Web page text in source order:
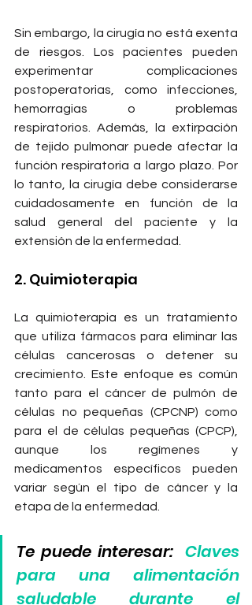
Sin embargo, la cirugía no está exenta
de riesgos. Los pacientes pueden
experimentar complicaciones
postoperatorias, como infecciones,
hemorragias o problemas
respiratorios. Además, la extirpación
de tejido pulmonar puede afectar la
función respiratoria a largo plazo. Por
lo tanto, la cirugía debe considerarse
cuidadosamente en función de la
salud general del paciente y la
extensión de la enfermedad.
2. Quimioterapia
La quimioterapia es un tratamiento
que utiliza fármacos para eliminar las
células cancerosas o detener su
crecimiento. Este enfoque es común
tanto para el cáncer de pulmón de
células no pequeñas (CPCNP) como
para el de células pequeñas (CPCP),
aunque los regímenes y
medicamentos específicos pueden
variar según el tipo de cáncer y la
etapa de la enfermedad.
Te puede interesar: Claves
para una alimentación
saludable durante el